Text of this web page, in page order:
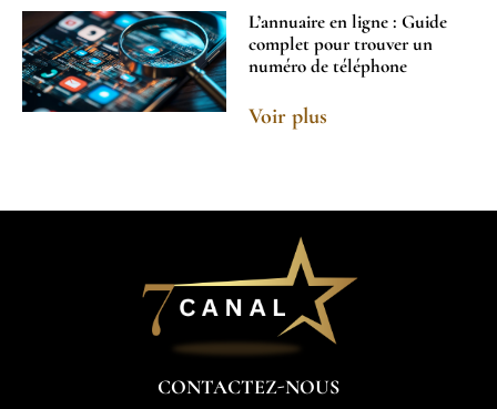
L’annuaire en ligne : Guide
complet pour trouver un
numéro de téléphone
Voir plus
CONTACTEZ-NOUS